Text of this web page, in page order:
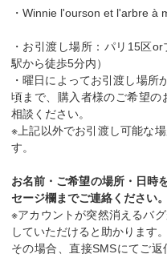
・Winnie l'ourson et l'arbre à
・お引渡し場所：パリ15区
駅から徒歩5分内）
・曜日によってお引渡し場
頃まで、購入者様のご希望
相談ください。
※上記以外でお引渡し可能な
す。
お名前・ご希望の場所・日時
セージ欄までご連絡ください。
※アカウントが突然消えるバ
していただけると助かります。
その場合、直接SMSにてご